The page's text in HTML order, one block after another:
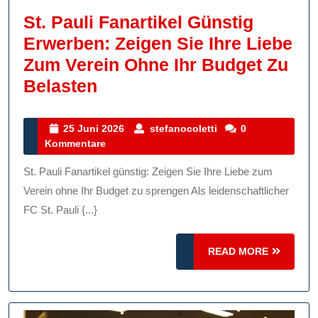
St. Pauli Fanartikel Günstig
Erwerben: Zeigen Sie Ihre Liebe
Zum Verein Ohne Ihr Budget Zu
Belasten
Fanartikel
Günstig
Erwerben:
Zeigen
Sie
Verein
25 Juni 2026
25
2026
stefanocoletti stefanocoletti
0
Kommentare
St. Pauli Fanartikel günstig: Zeigen Sie Ihre Liebe zum
Verein ohne Ihr Budget zu sprengen Als leidenschaftlicher
FC St. Pauli {...}
READ MORE
READ
MORE